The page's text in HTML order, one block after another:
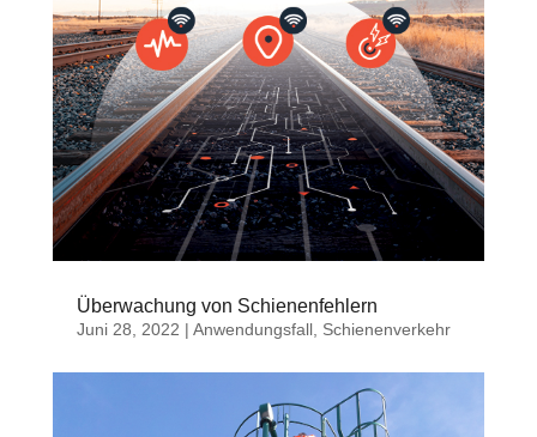
Überwachung von Schienenfehlern
Juni 28, 2022 | Anwendungsfall, Schienenverkehr